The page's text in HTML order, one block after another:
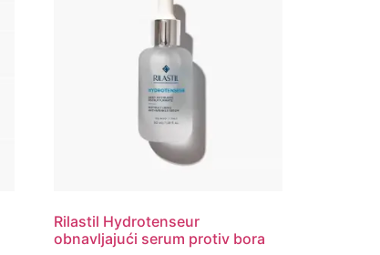
Rilastil Hydrotenseur
obnavljajući serum protiv bora